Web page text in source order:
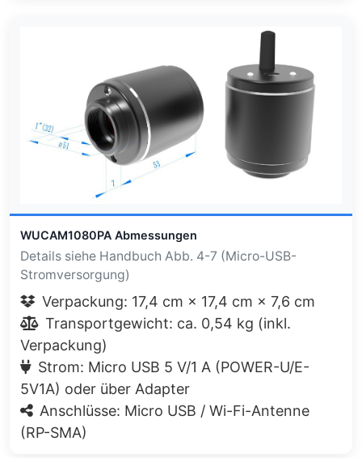
WUCAM1080PA Abmessungen
Details siehe Handbuch Abb. 4-7 (Micro-USB-
Stromversorgung)
Verpackung: 17,4 cm × 17,4 cm × 7,6 cm
Transportgewicht: ca. 0,54 kg (inkl.
Verpackung)
Strom: Micro USB 5 V/1 A (POWER-U/E-
5V1A) oder über Adapter
Anschlüsse: Micro USB / Wi-Fi-Antenne
(RP-SMA)